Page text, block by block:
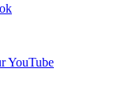
YouTube